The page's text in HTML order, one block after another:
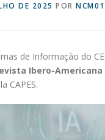
DE 2025 POR NCM01
de Informação do
Ibero-Americana
CAPES.